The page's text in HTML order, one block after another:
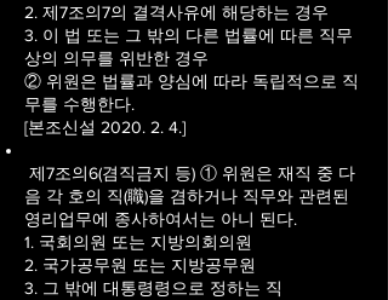
2. 제7조의7의 결격사유에 해당하는 경우
3. 이 법 또는 그 밖의 다른 법률에 따른 직무
상의 의무를 위반한 경우
② 위원은 법률과 양심에 따라 독립적으로 직
무를 수행한다.
[본조신설 2020. 2. 4.]
제7조의6(겸직금지 등) ① 위원은 재직 중 다
음 각 호의 직(職)을 겸하거나 직무와 관련된
영리업무에 종사하여서는 아니 된다.
1. 국회의원 또는 지방의회의원
2. 국가공무원 또는 지방공무원
3. 그 밖에 대통령령으로 정하는 직